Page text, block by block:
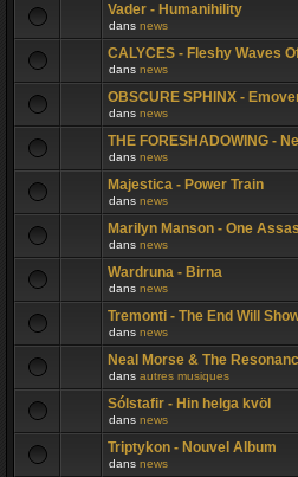
Vader - Humanihility
dans news
CALYCES - Fleshy Waves
dans news
OBSCURE SPHINX -
dans news
THE FORESHADOWING -
dans news
Majestica - Power Train
dans news
Marilyn Manson - One
dans news
Wardruna - Birna
dans news
Tremonti - The End Will
dans news
Neal Morse & The
dans autres musiques
Sólstafir - Hin helga kvöl
dans news
Triptykon - Nouvel Album
dans news